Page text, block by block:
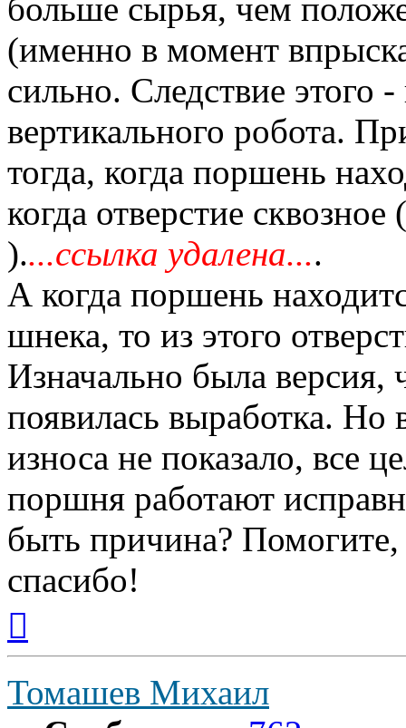
больше сырья, чем
(именно в момент
сильно. Следствие этого
вертикального робота.
тогда, когда поршень
когда отверстие
)....ссылка удалена....
А когда поршень
шнека, то из этого
Изначально была
появилась выработка. Но
износа не показало, все
поршня работают
быть причина?
спасибо!
началу
Томашев Михаил